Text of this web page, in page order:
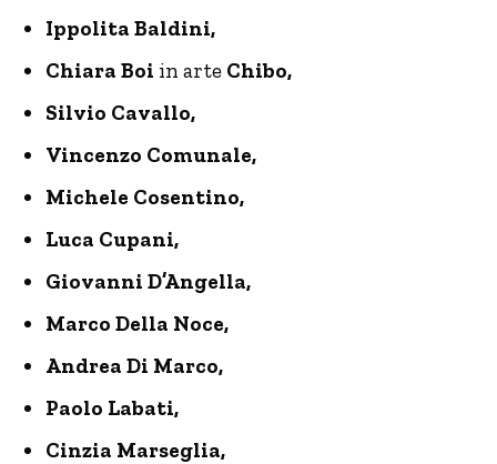
Ippolita Baldini,
Chiara Boi in arte Chibo,
Silvio Cavallo,
Vincenzo Comunale,
Michele Cosentino,
Luca Cupani,
Giovanni D’Angella,
Marco Della Noce,
Andrea Di Marco,
Paolo Labati,
Cinzia Marseglia,